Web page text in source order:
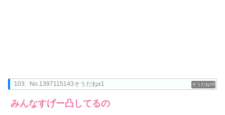
0
103: No.1397115143そうだねx1
みんなすげー凸してるの